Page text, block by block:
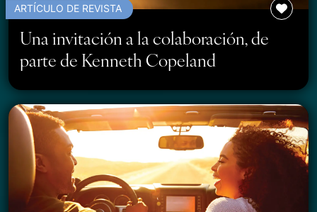
ARTÍCULO DE REVISTA
Una invitación a la colaboración, de
parte de Kenneth Copeland